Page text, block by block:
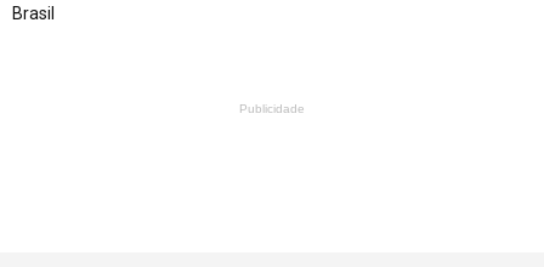
Brasil
Publicidade